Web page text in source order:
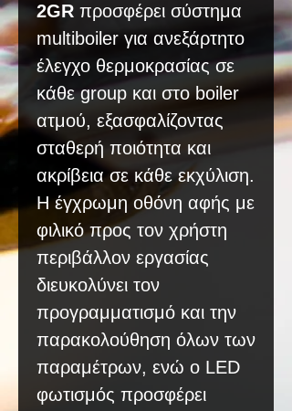
2GR προσφέρει σύστημα
multiboiler για ανεξάρτητο
έλεγχο θερμοκρασίας σε
κάθε group και στο boiler
ατμού, εξασφαλίζοντας
σταθερή ποιότητα και
ακρίβεια σε κάθε εκχύλιση.
Η έγχρωμη οθόνη αφής με
φιλικό προς τον χρήστη
περιβάλλον εργασίας
διευκολύνει τον
προγραμματισμό και την
παρακολούθηση όλων των
παραμέτρων, ενώ ο LED
φωτισμός προσφέρει